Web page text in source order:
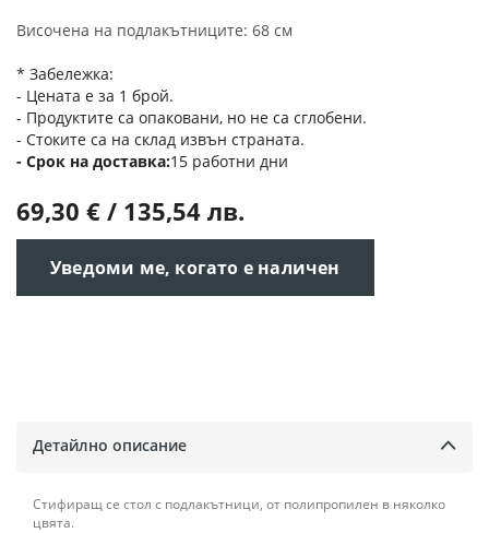
Височена на подлакътниците: 68 см
* Забележка:
- Цената е за 1 брой.
- Продуктите са опаковани, но не са сглобени.
- Стоките са на склад извън страната.
Срок на доставка 15 работни дни
69,30 € / 135,54 лв.
Уведоми ме, когато е наличен
Детайлно описание
Стифиращ се стол с подлакътници, от полипропилен в няколко
цвята.